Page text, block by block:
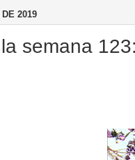
2019
semana